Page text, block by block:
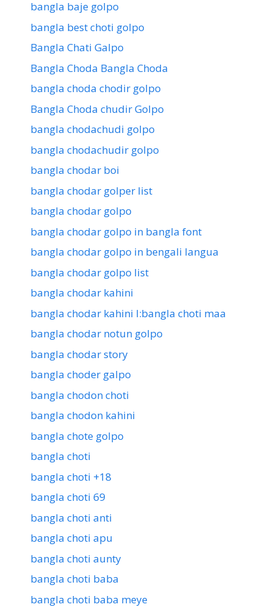
bangla baje golpo
bangla best choti golpo
Bangla Chati Galpo
Bangla Choda Bangla Choda
bangla choda chodir golpo
Bangla Choda chudir Golpo
bangla chodachudi golpo
bangla chodachudir golpo
bangla chodar boi
bangla chodar golper list
bangla chodar golpo
bangla chodar golpo in bangla font
bangla chodar golpo in bengali langua
bangla chodar golpo list
bangla chodar kahini
bangla chodar kahini l:bangla choti maa
bangla chodar notun golpo
bangla chodar story
bangla choder galpo
bangla chodon choti
bangla chodon kahini
bangla chote golpo
bangla choti
bangla choti +18
bangla choti 69
bangla choti anti
bangla choti apu
bangla choti aunty
bangla choti baba
bangla choti baba meye